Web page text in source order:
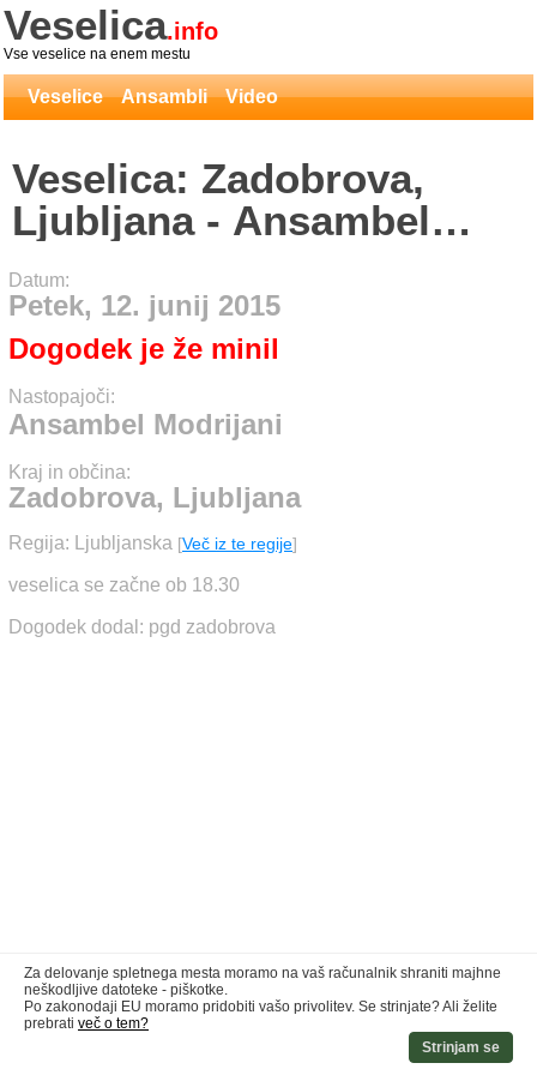
Veselica.info
Vse veselice na enem mestu
Veselice Ansambli Video
Veselica: Zadobrova,
Ljubljana - Ansambel
Modrijani
Datum:
Petek, 12. junij 2015
Dogodek je že minil
Nastopajoči:
Ansambel Modrijani
Kraj in občina:
Zadobrova, Ljubljana
Regija: Ljubljanska [Več iz te regije]
veselica se začne ob 18.30
Dogodek dodal: pgd zadobrova
Za delovanje spletnega mesta moramo na vaš računalnik shraniti majhne
neškodljive datoteke - piškotke.
Po zakonodaji EU moramo pridobiti vašo privolitev. Se strinjate? Ali želite
prebrati več o tem?
Strinjam se